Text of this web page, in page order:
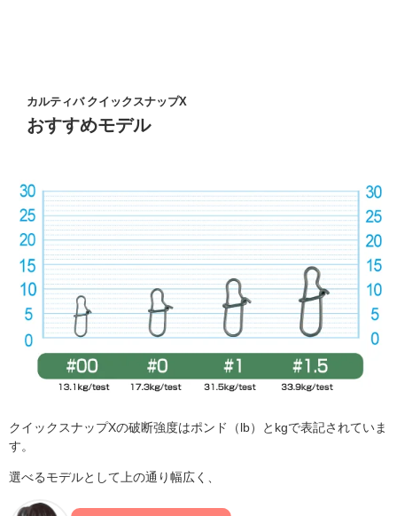
カルティバ クイックスナップX
おすすめモデル
クイックスナップXの破断強度はポンド（lb）とkgで表記されていま
す。
選べるモデルとして上の通り幅広く、